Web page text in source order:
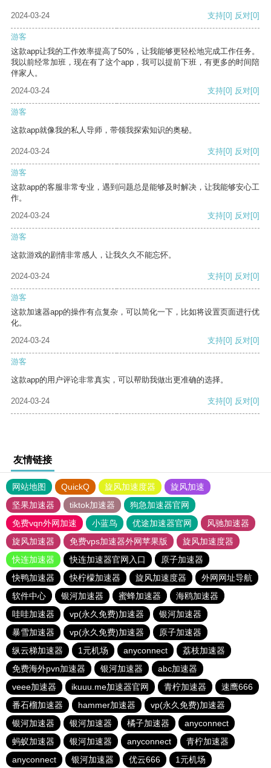
2024-03-24 支持[0] 反对[0]
游客
这款app让我的工作效率提高了50%，让我能够更轻松地完成工作任务。
我以前经常加班，现在有了这个app，我可以提前下班，有更多的时间陪
伴家人。
2024-03-24
支持[0] 反对[0]
游客
这款app就像我的私人导师，带领我探索知识的奥秘。
2024-03-24 支持[0] 反对[0]
游客
这款app的客服非常专业，遇到问题总是能够及时解决，让我能够安心工
作。
2024-03-24
支持[0] 反对[0]
游客
这款游戏的剧情非常感人，让我久久不能忘怀。
2024-03-24 支持[0] 反对[0]
游客
这款加速器app的操作有点复杂，可以简化一下，比如将设置页面进行优
化。
2024-03-24
支持[0] 反对[0]
游客
这款app的用户评论非常真实，可以帮助我做出更准确的选择。
2024-03-24 支持[0] 反对[0]
友情链接
网站地图 QuickQ 旋风加速度器
旋风加速
坚果加速器
tiktok加速器
狗急加速器官网
免费vqn外网加速
小蓝鸟 优途加速器官网
风驰加速器
旋风加速器
免费vps加速器外网苹果版
旋风加速度器
快连加速器
快连加速器官网入口
原子加速器
快鸭加速器
快柠檬加速器 旋风加速度器
外网网址导航
软件中心
银河加速器 蜜蜂加速器
海鸥加速器
哇哇加速器
vp(永久免费)加速器
银河加速器
暴雪加速器
vp(永久免费)加速器
原子加速器
纵云梯加速器
1元机场 anyconnect
荔枝加速器
免费海外pvn加速器
银河加速器
abc加速器
veee加速器
ikuuu.me加速器官网 青柠加速器
速鹰666
番石榴加速器
hammer加速器
vp(永久免费)加速器
银河加速器
银河加速器 橘子加速器
anyconnect
蚂蚁加速器
银河加速器 anyconnect
青柠加速器
anyconnect
银河加速器 优云666 1元机场